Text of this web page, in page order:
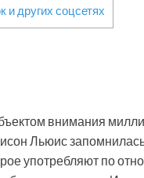
и других соцсетях
внимания
Льюис
употребляют по